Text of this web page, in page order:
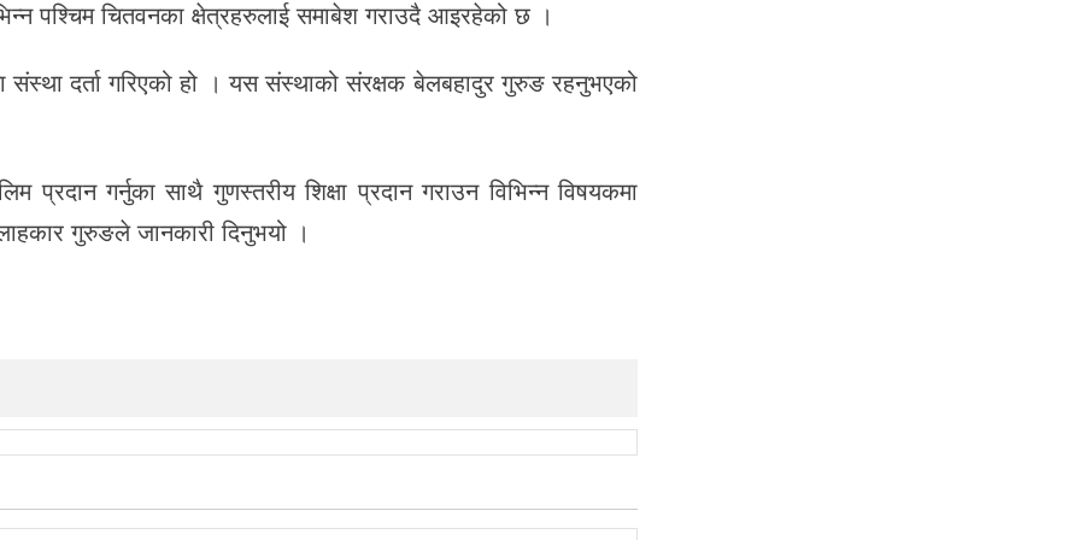
पश्चिम चितवनका क्षेत्रहरुलाई समाबेश गराउदै आइरहेको छ ।
दर्ता गरिएको हो । यस संस्थाको संरक्षक बेलबहादुर गुरुङ रहनुभएको
प्रदान गर्नुका साथै गुणस्तरीय शिक्षा प्रदान गराउन विभिन्न विषयकमा
गुरुङले जानकारी दिनुभयो ।